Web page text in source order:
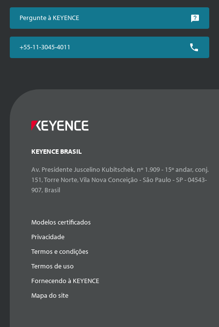
Pergunte à KEYENCE
+55-11-3045-4011
KEYENCE BRASIL
Av. Presidente Juscelino Kubitschek, nº 1.909 - 15º andar, conj.
151, Torre Norte, Vila Nova Conceição - São Paulo - SP - 04543-
907, Brasil
Modelos certificados
Privacidade
Termos e condições
Termos de uso
Fornecendo à KEYENCE
Mapa do site